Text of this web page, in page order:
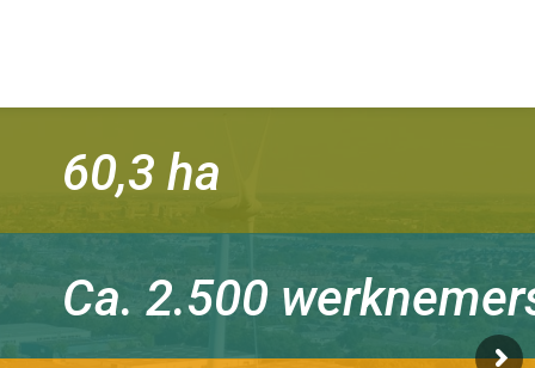
60,3 ha
Ca. 2.500